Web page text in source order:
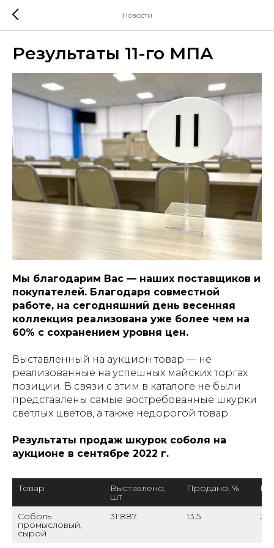
Новости
Результаты 11-го МПА
Мы благодарим Вас — наших поставщиков и
покупателей. Благодаря совместной
работе, на сегодняшний день весенняя
коллекция реализована уже более чем на
60% с сохранением уровня цен.
Выставленный на аукцион товар — не
реализованные на успешных майских торгах
позиции. В связи с этим в каталоге не были
представлены самые востребованные шкурки
светлых цветов, а также недорогой товар.
Результаты продаж шкурок соболя на
аукционе в сентябре 2022 г.
Товар Выставлено,
шт
Продано, %
Соболь
промысловый,
сырой
31'887 13.5 37